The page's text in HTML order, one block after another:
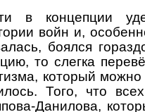
в концепции
войн и,
боялся
то слегка
который
Того, что
Данилова,